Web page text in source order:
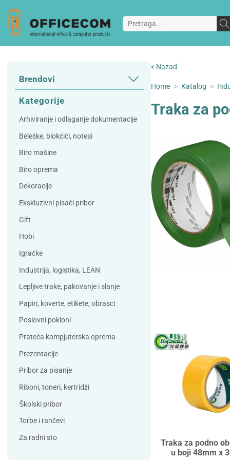
Brendovi
3L
A Plus
Accessories
AD
Alco
Artoz
Bene
Bordlite
Carand'ache
Cleanrange
Debatin
Duracell
ELBA
Eleven
Elix Clean
Falken
Flieger
Fun Range
Han
Herma
HJP
Horse
Info Notes
Kategorije
Arhiviranje i odlaganje dokumentacije
Beleške, blokčići, notesi
Biro mašine
Biro oprema
Dekoracije
Ekskluzivni pisaći pribor
Gift
Hobi
Igračke
Industrija, logistika, LEAN
Lepljive trake, pakovanje i slanje
Papiri, koverte, etikete, obrasci
Poslovni pokloni
Prateća kompjuterska oprema
Prezentacije
Pribor za pisanje
Riboni, toneri, kertridži
Školski pribor
Torbe i rančevi
Za radni sto
< Nazad
Home > Katalog >
Traka za
Traka za podno
u boji 48mm x